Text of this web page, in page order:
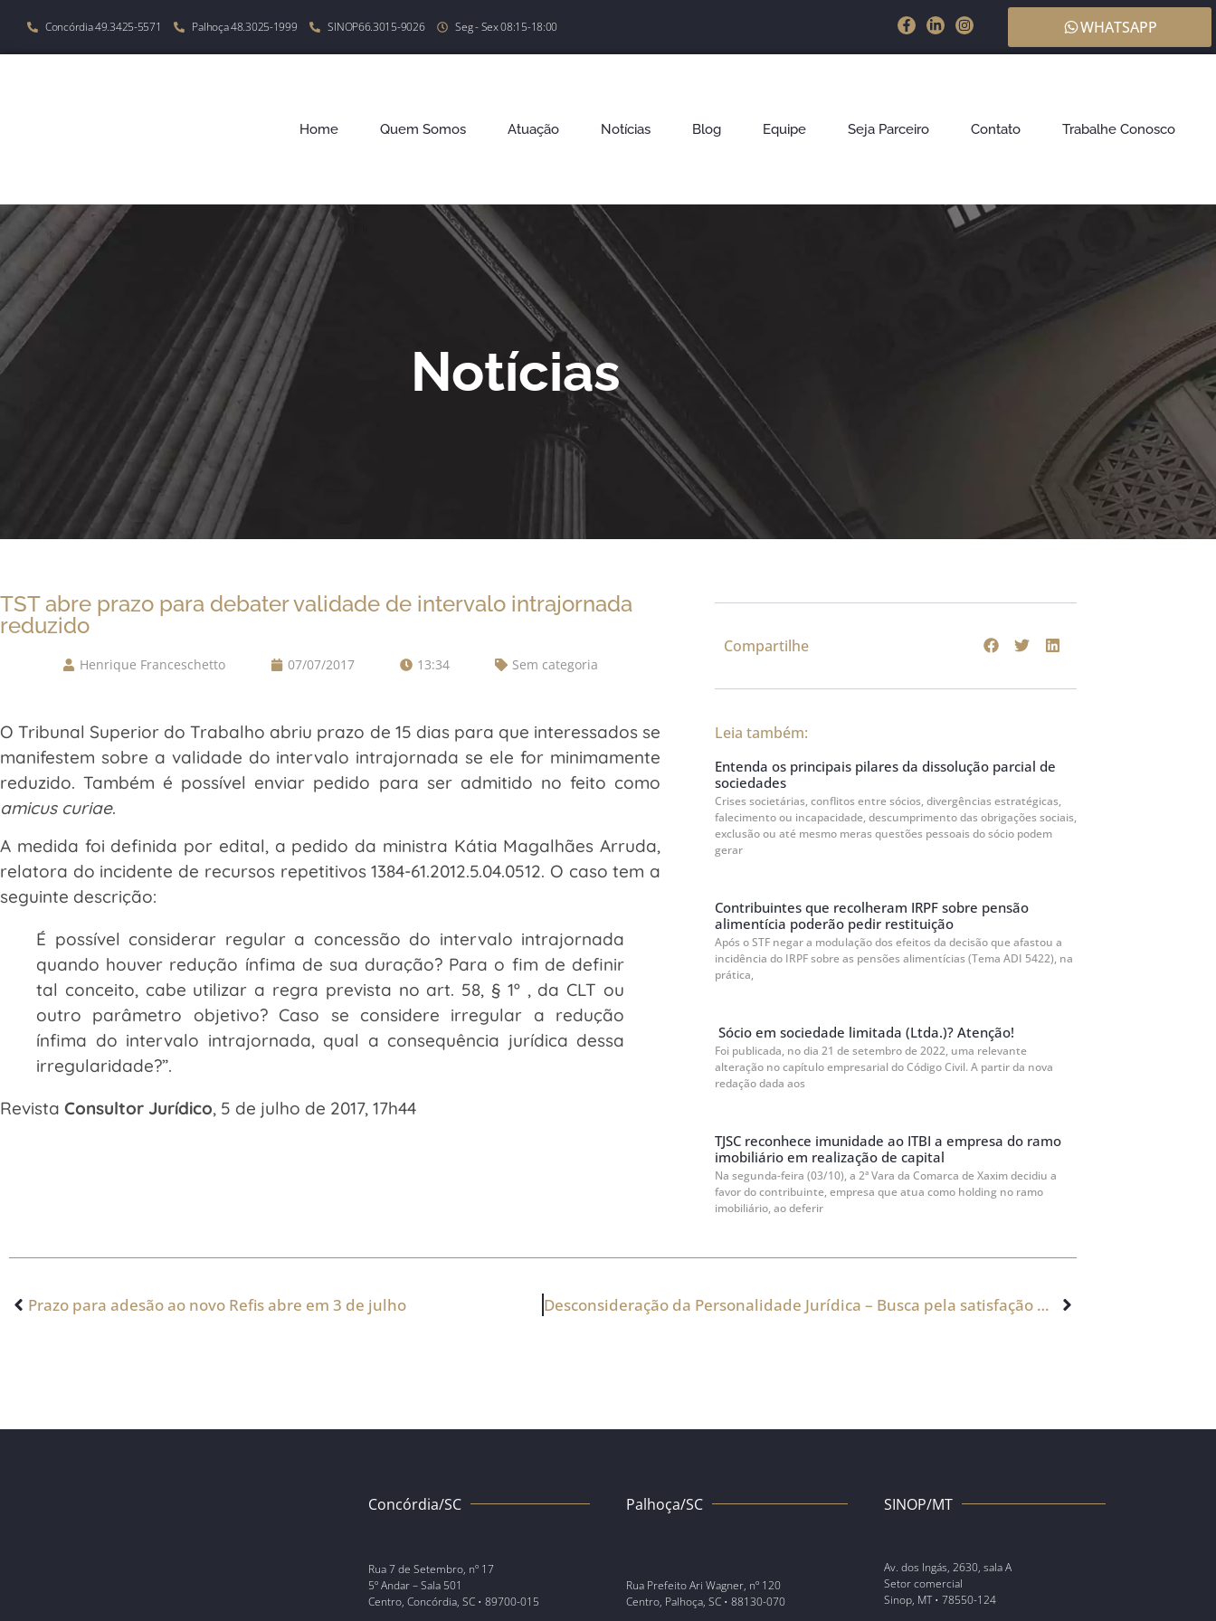
Concórdia 49.3425-5571 Palhoça 48.3025-1999 SINOP66.3015-9026 Seg - Sex 08:15-18:00 WHATSAPP
Home Quem Somos Atuação Notícias Blog Equipe Seja Parceiro Contato Trabalhe Conosco
Notícias
TST abre prazo para debater validade de intervalo intrajornada
reduzido
Henrique Franceschetto 07/07/2017 13:34 Sem categoria
O Tribunal Superior do Trabalho abriu prazo de 15 dias para que interessados se
manifestem sobre a validade do intervalo intrajornada se ele for minimamente
reduzido. Também é possível enviar pedido para ser admitido no feito como
amicus curiae.
A medida foi definida por edital, a pedido da ministra Kátia Magalhães Arruda,
relatora do incidente de recursos repetitivos 1384-61.2012.5.04.0512. O caso tem a
seguinte descrição:
É possível considerar regular a concessão do intervalo intrajornada
quando houver redução ínfima de sua duração? Para o fim de definir
tal conceito, cabe utilizar a regra prevista no art. 58, § 1º , da CLT ou
outro parâmetro objetivo? Caso se considere irregular a redução
ínfima do intervalo intrajornada, qual a consequência jurídica dessa
irregularidade?”.
Revista Consultor Jurídico, 5 de julho de 2017, 17h44
Compartilhe
Leia também:
Entenda os principais pilares da dissolução parcial de
sociedades
Crises societárias, conflitos entre sócios, divergências estratégicas,
falecimento ou incapacidade, descumprimento das obrigações sociais,
exclusão ou até mesmo meras questões pessoais do sócio podem
gerar
Contribuintes que recolheram IRPF sobre pensão
alimentícia poderão pedir restituição
Após o STF negar a modulação dos efeitos da decisão que afastou a
incidência do IRPF sobre as pensões alimentícias (Tema ADI 5422), na
prática,
Sócio em sociedade limitada (Ltda.)? Atenção!
Foi publicada, no dia 21 de setembro de 2022, uma relevante
alteração no capítulo empresarial do Código Civil. A partir da nova
redação dada aos
TJSC reconhece imunidade ao ITBI a empresa do ramo
imobiliário em realização de capital
Na segunda-feira (03/10), a 2ª Vara da Comarca de Xaxim decidiu a
favor do contribuinte, empresa que atua como holding no ramo
imobiliário, ao deferir
Prazo para adesão ao novo Refis abre em 3 de julho Desconsideração da Personalidade Jurídica – Busca pela satisfação do crédito
Concórdia/SC
Rua 7 de Setembro, nº 17
5º Andar – Sala 501
Centro, Concórdia, SC • 89700-015
Palhoça/SC
Rua Prefeito Ari Wagner, nº 120
Centro, Palhoça, SC • 88130-070
SINOP/MT
Av. dos Ingás, 2630, sala A
Setor comercial
Sinop, MT • 78550-124